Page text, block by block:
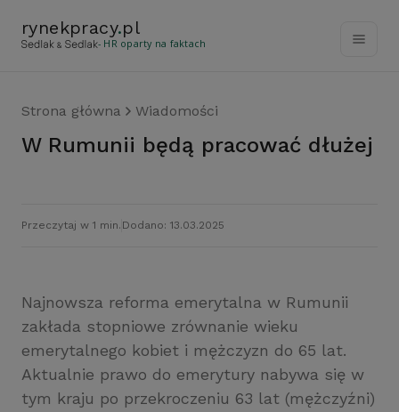
rynekpracy.pl
- HR oparty na faktach
Strona główna Wiadomości
W Rumunii będą pracować dłużej
Przeczytaj w 1 min. Dodano: 13.03.2025
Najnowsza reforma emerytalna w Rumunii
zakłada stopniowe zrównanie wieku
emerytalnego kobiet i mężczyzn do 65 lat.
Aktualnie prawo do emerytury nabywa się w
tym kraju po przekroczeniu 63 lat (mężczyźni)